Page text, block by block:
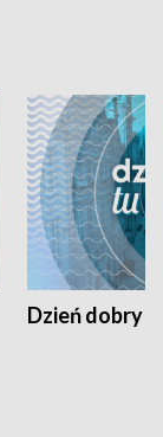
Dzień dobry